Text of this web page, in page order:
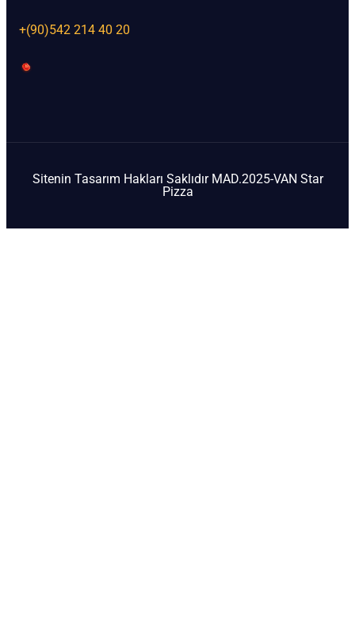
+(90)542 214 40 20
Sitenin Tasarım Hakları Saklıdır MAD.2025-VAN Star
Pizza